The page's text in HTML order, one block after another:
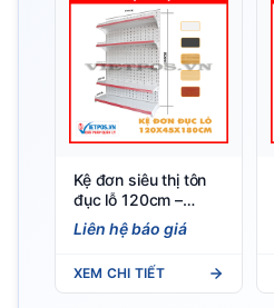
Kệ đơn siêu thị tôn
đục lỗ 120cm –
180cm (loại dày 0.8)
5 tầng
Liên hệ báo giá
XEM CHI TIẾT